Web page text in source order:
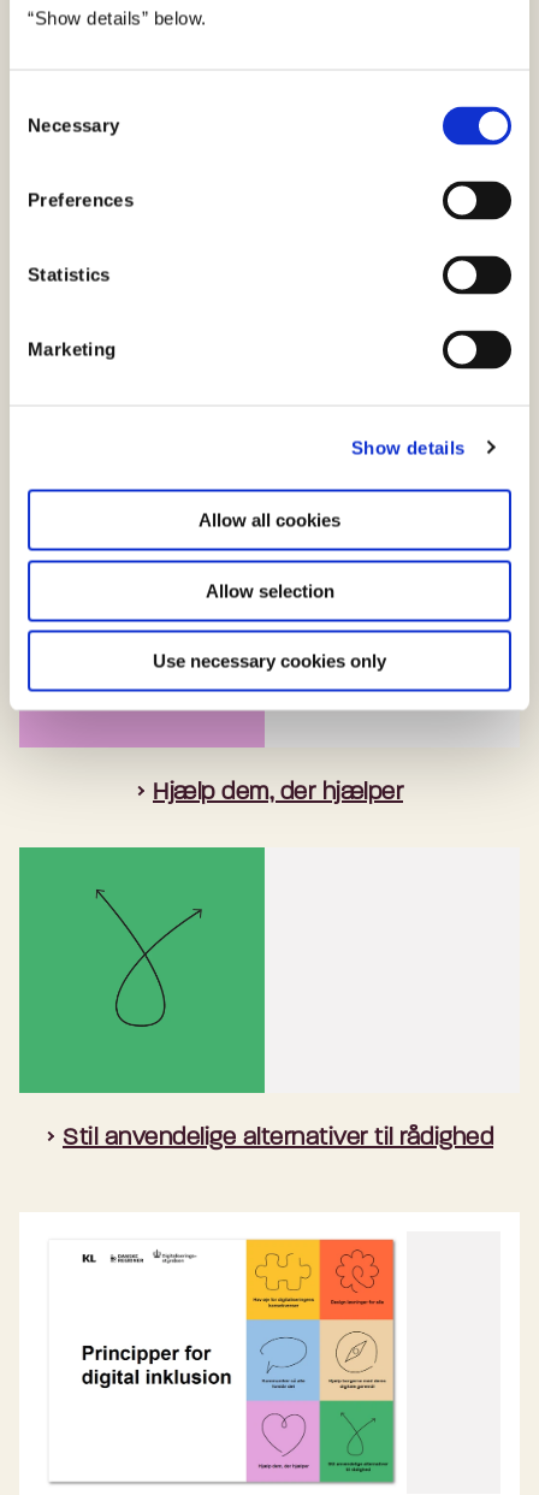
“Show details” below.
Necessary
Preferences
Statistics
Marketing
Show details
Allow all cookies
Allow selection
Use necessary cookies only
Hjælp borgerne med deres digitale gøremål
Hjælp dem, der hjælper
Stil anvendelige alternativer til rådighed